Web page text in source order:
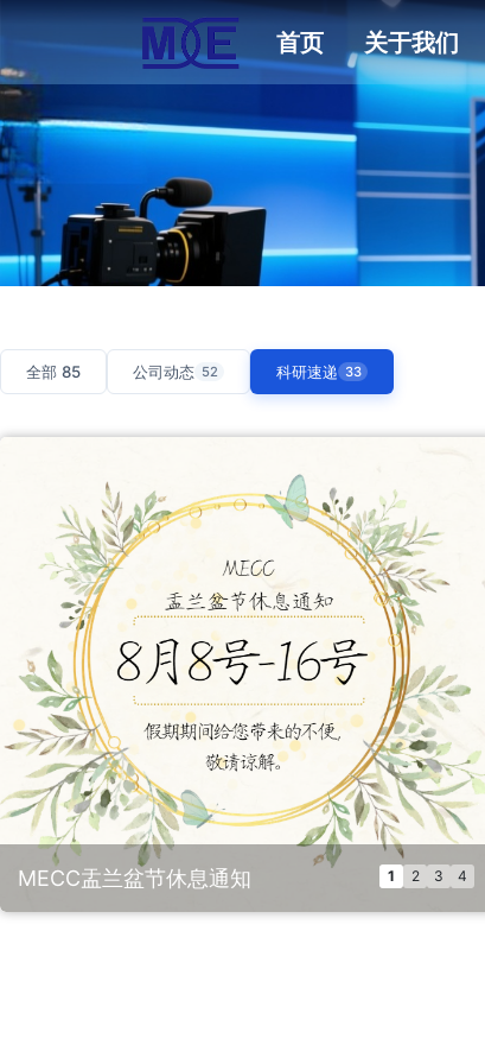
首页 关于我们
全部 85 公司动态 52 科研速递 33
MECC盂兰盆节休息通知 1 2 3 4